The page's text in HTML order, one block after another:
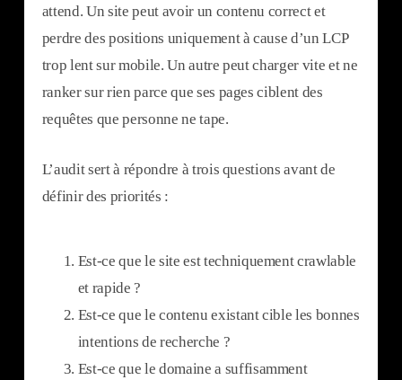
attend. Un site peut avoir un contenu correct et
perdre des positions uniquement à cause d’un LCP
trop lent sur mobile. Un autre peut charger vite et ne
ranker sur rien parce que ses pages ciblent des
requêtes que personne ne tape.
L’audit sert à répondre à trois questions avant de
définir des priorités :
Est-ce que le site est techniquement crawlable
et rapide ?
Est-ce que le contenu existant cible les bonnes
intentions de recherche ?
Est-ce que le domaine a suffisamment